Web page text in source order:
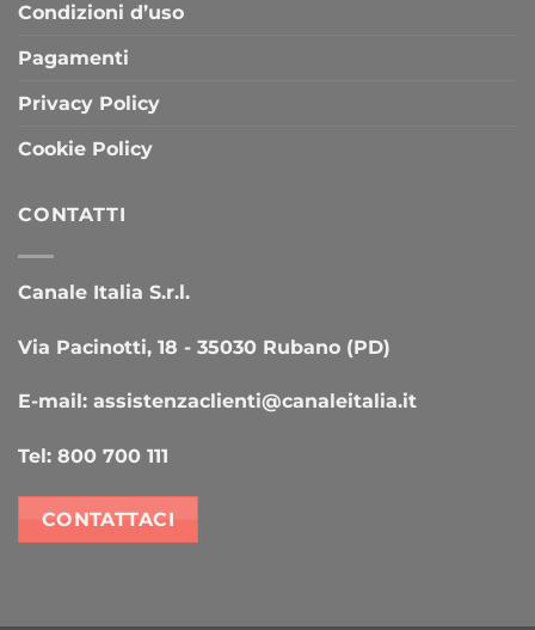
Condizioni d’uso
Pagamenti
Privacy Policy
Cookie Policy
CONTATTI
Canale Italia S.r.l.
Via Pacinotti, 18 - 35030 Rubano (PD)
E-mail: assistenzaclienti@canaleitalia.it
Tel: 800 700 111
CONTATTACI